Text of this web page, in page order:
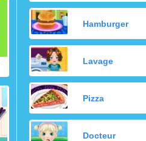
Hamburger
Lavage
Pizza
Docteur